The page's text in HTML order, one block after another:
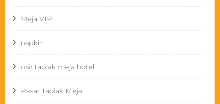
Meja VIP
napkin
osir taplak meja hotel
Pasar Taplak Meja